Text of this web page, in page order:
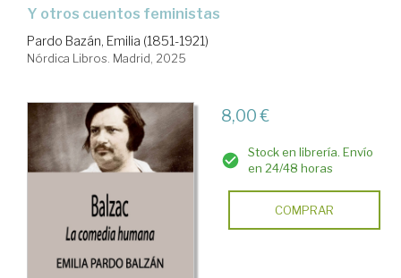
y otros cuentos feministas
Pardo Bazán, Emilia (1851-1921)
Nórdica Libros. Madrid, 2025
8,00 €
Stock en librería. Envío
en 24/48 horas
COMPRAR